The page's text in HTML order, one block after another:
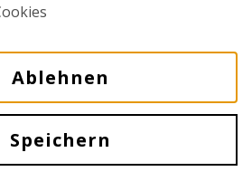
Ablehnen
Speichern